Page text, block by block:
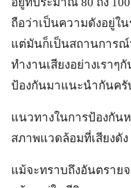
ถือว่าเป็นความดังอยู่ใ
แต่มันก็เป็นสถานการณ์
ทำงานเสียงอย่างเรา
ป้องกันมาแนะนำกันครั
แนวทางในการป้องกัน
สภาพแวดล้อมที่เสียงดัง
แม้จะทราบถึงอันตรายจ